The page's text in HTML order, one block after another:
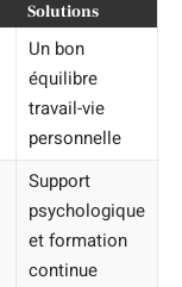
Solutions
Un bon
équilibre
travail-vie
personnelle
Support
psychologique
et formation
continue